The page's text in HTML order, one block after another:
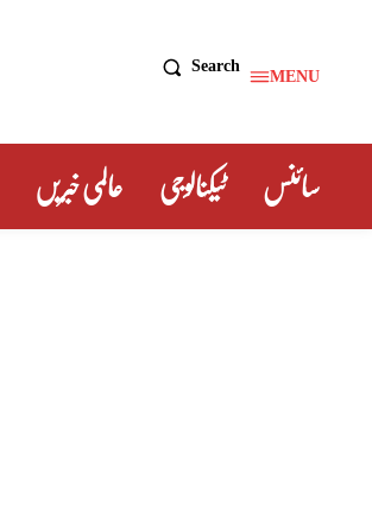
MENU
Search
سائنس ٹیکنالوجی عالمی خبریں